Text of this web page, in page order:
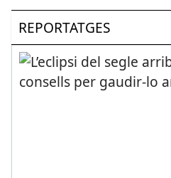
REPORTATGES